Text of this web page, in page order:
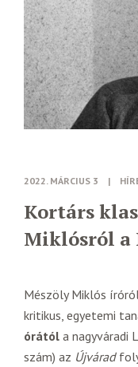
2022. MÁRCIUS 3 |
Kortárs
Miklósról a
Mészöly Miklós
kritikus, egyetemi
órától a nagyváradi
szám) az Újvárad